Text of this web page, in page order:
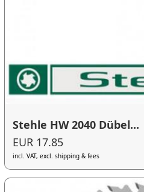
Stehle HW 2040 Dübel...
EUR 17.85
incl. VAT, excl. shipping & fees